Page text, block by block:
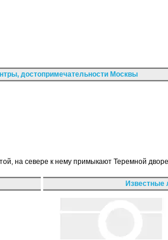
достопримечательности Москвы
на севере к нему примыкают Теремной
Известные